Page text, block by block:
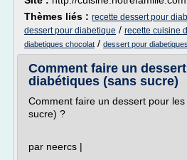
Thèmes liés : recette dessert pour
dessert pour diabetique / recette cuisine
diabetiques chocolat / dessert pour diabetiques
Comment faire un
diabétiques (sans sucre)
Comment faire un dessert pour
sucre) ?
par neercs |